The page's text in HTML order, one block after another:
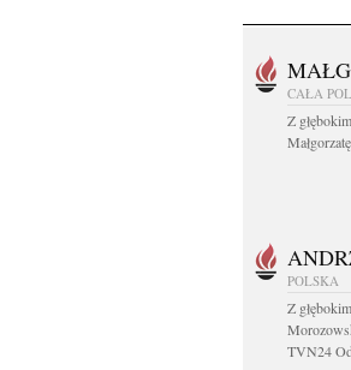
CAŁA
Z
POLSKA
Z
TVN24